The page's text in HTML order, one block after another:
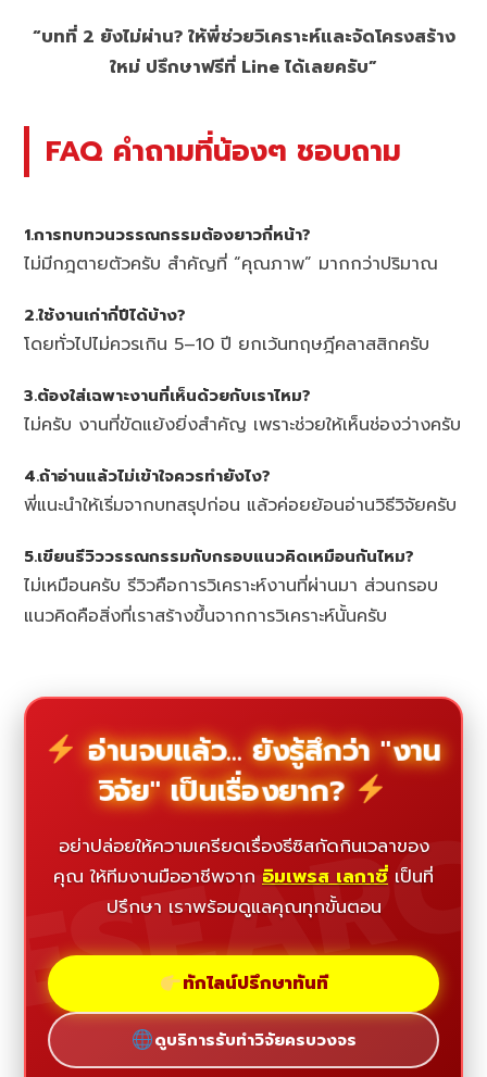
“บทที่ 2 ยังไม่ผ่าน? ให้พี่ช่วยวิเคราะห์และจัดโครงสร้าง
ใหม่ ปรึกษาฟรีที่ Line ได้เลยครับ”
FAQ คำถามที่น้องๆ ชอบถาม
1.การทบทวนวรรณกรรมต้องยาวกี่หน้า?
ไม่มีกฎตายตัวครับ สำคัญที่ “คุณภาพ” มากกว่าปริมาณ
2.ใช้งานเก่ากี่ปีได้บ้าง?
โดยทั่วไปไม่ควรเกิน 5–10 ปี ยกเว้นทฤษฎีคลาสสิกครับ
3.ต้องใส่เฉพาะงานที่เห็นด้วยกับเราไหม?
ไม่ครับ งานที่ขัดแย้งยิ่งสำคัญ เพราะช่วยให้เห็นช่องว่างครับ
4.ถ้าอ่านแล้วไม่เข้าใจควรทำยังไง?
พี่แนะนำให้เริ่มจากบทสรุปก่อน แล้วค่อยย้อนอ่านวิธีวิจัยครับ
5.เขียนรีวิววรรณกรรมกับกรอบแนวคิดเหมือนกันไหม?
ไม่เหมือนครับ รีวิวคือการวิเคราะห์งานที่ผ่านมา ส่วนกรอบ
แนวคิดคือสิ่งที่เราสร้างขึ้นจากการวิเคราะห์นั้นครับ
อ่านจบแล้ว... ยังรู้สึกว่า "งาน
วิจัย" เป็นเรื่องยาก?
อย่าปล่อยให้ความเครียดเรื่องธีซิสกัดกินเวลาของ
คุณ ให้ทีมงานมืออาชีพจาก อิมเพรส เลกาซี่ เป็นที่
ปรึกษา เราพร้อมดูแลคุณทุกขั้นตอน
ทักไลน์ปรึกษาทันที
ดูบริการรับทำวิจัยครบวงจร